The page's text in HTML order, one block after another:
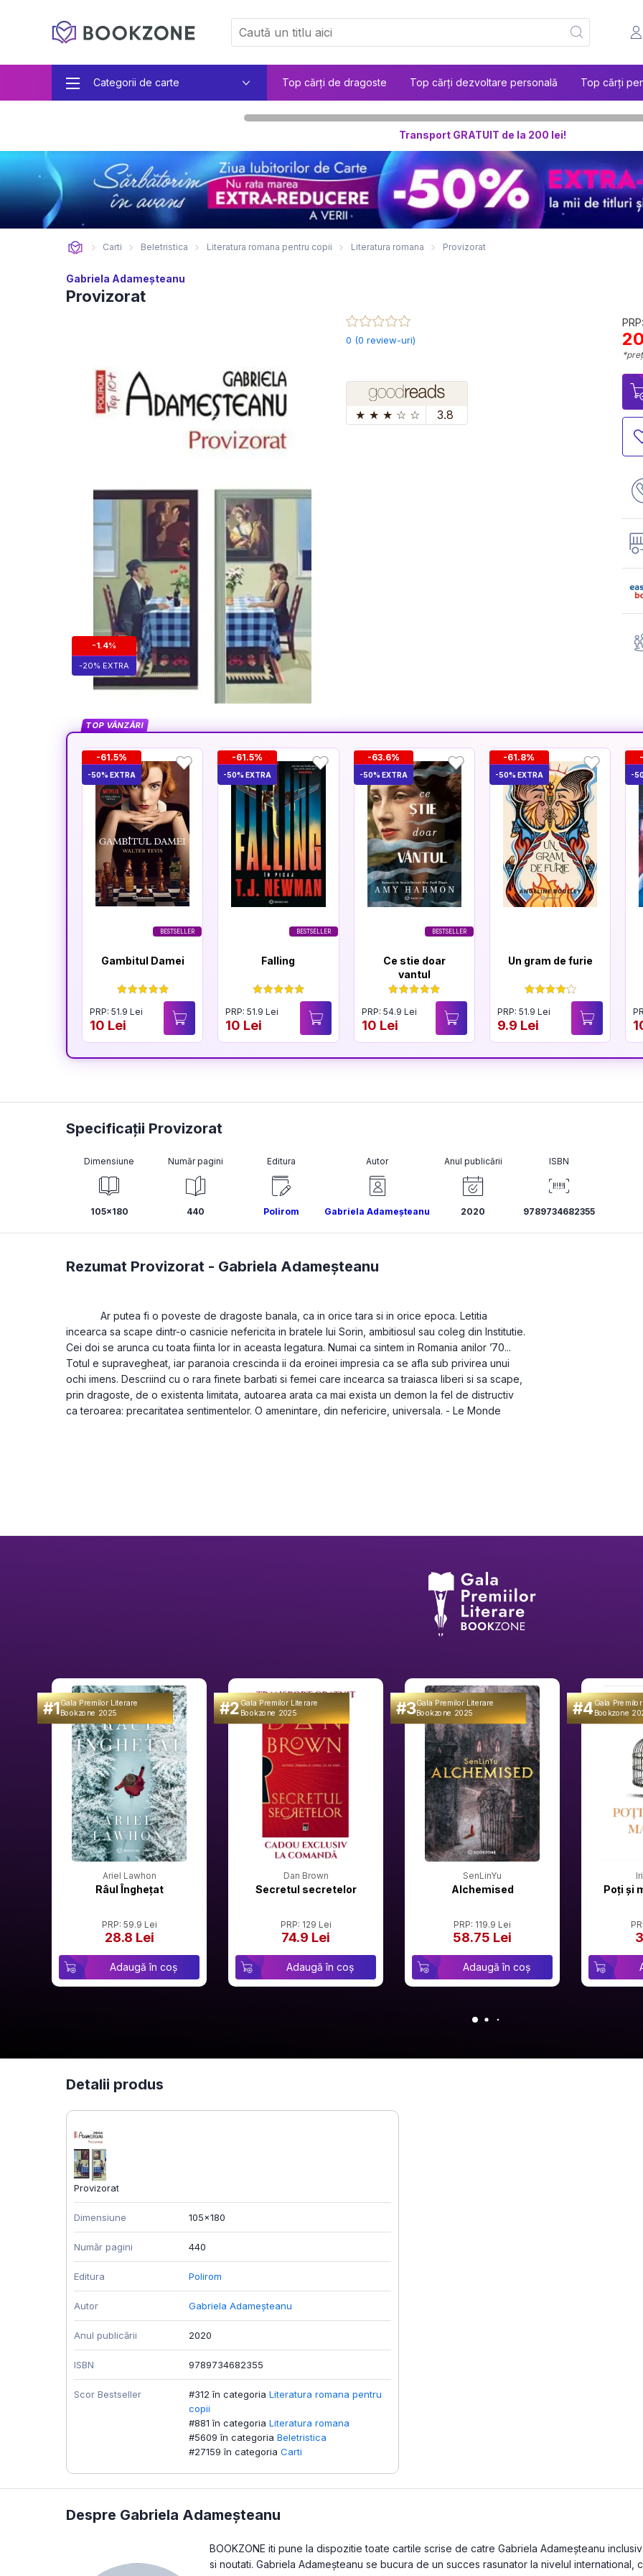
Categorii de carte Top cărți de dragoste Top cărți dezvoltare personală Top cărți
Transport GRATUIT de la 200 lei!
Carti Beletristica Literatura romana pentru copii Literatura romana Provizorat
Gabriela Adameșteanu
Provizorat
-1.4%
-20% EXTRA
0 (0 review-uri)
★ ★ ★ ☆ ☆ 3.8
TOP VÂNZĂRI
BESTSELLER
-61.5%
-50% EXTRA
Gambitul Damei
PRP: 51.9 Lei
10 Lei
BESTSELLER
-61.5%
-50% EXTRA
Falling
PRP: 51.9 Lei
10 Lei
BESTSELLER
-63.6%
-50% EXTRA
Ce stie doar
vantul
PRP: 54.9 Lei
10 Lei
-61.8%
-50% EXTRA
Un gram de furie
PRP: 51.9 Lei
9.9 Lei
-
Specificații Provizorat
Dimensiune
105x180
Număr pagini
440
Editura
Polirom
Autor
Gabriela Adameșteanu
Anul publicării
2020
ISBN
9789734682355
Rezumat Provizorat - Gabriela Adameșteanu
incearca sa scape dintr-o casnicie nefericita in bratele lui Sorin, ambitiosul sau coleg din Institutie.
Cei doi se arunca cu toata fiinta lor in aceasta legatura. Numai ca sintem in Romania anilor ’70...
Totul e supravegheat, iar paranoia crescinda ii da eroinei impresia ca se afla sub privirea unui
ochi imens. Descriind cu o rara finete barbati si femei care incearca sa traiasca liberi si sa scape,
prin dragoste, de o existenta limitata, autoarea arata ca mai exista un demon la fel de distructiv
ca teroarea: precaritatea sentimentelor. O amenintare, din nefericire, universala. - Le Monde
#1Gala Premilor Literare
Bookzone 2025
Ariel Lawhon
Râul Înghețat
PRP: 59.9 Lei
28.8 Lei
Adaugă în coș
#2Gala Premilor Literare
Bookzone 2025
Dan Brown
Secretul secretelor
PRP: 129 Lei
74.9 Lei
Adaugă în coș
#3Gala Premilor Literare
Bookzone 2025
SenLinYu
Alchemised
PRP: 119.9 Lei
58.75 Lei
Adaugă în coș
#4Gala
Bookzone
Poți și
Detalii produs
Provizorat
Dimensiune 105x180
Număr pagini 440
Editura Polirom
Autor Gabriela Adameșteanu
Anul publicării 2020
ISBN 9789734682355
Scor Bestseller #312 în categoria Literatura romana pentru
copii
#881 în categoria Literatura romana
#5609 în categoria Beletristica
#27159 în categoria Carti
Despre Gabriela Adameșteanu
BOOKZONE iti pune la dispozitie toate cartile scrise de catre Gabriela Adameșteanu
si noutati. Gabriela Adameșteanu se bucura de un succes rasunator la nivelul